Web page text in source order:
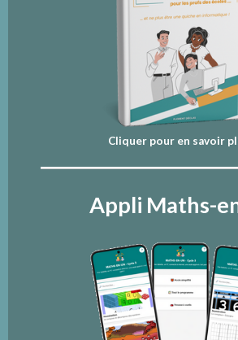
Cliquer pour en savoir
Appli Maths-